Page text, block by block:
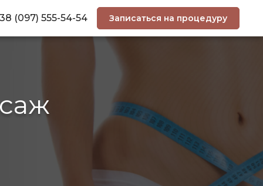
(097) 555-54-54 Записаться на процедуру